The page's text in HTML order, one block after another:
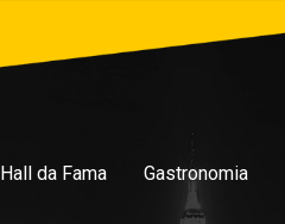
Hall da Fama Gastronomia